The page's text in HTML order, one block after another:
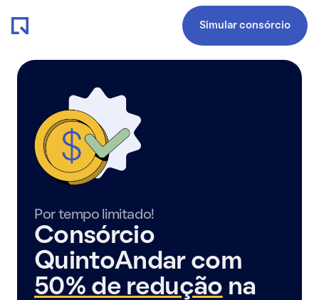
Simular consórcio
Por tempo limitado!
Consórcio
QuintoAndar com
50% de redução na